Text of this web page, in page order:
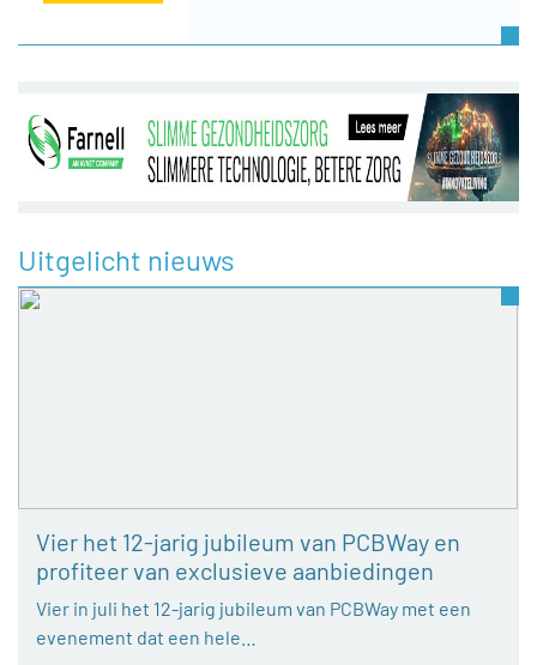
Uitgelicht nieuws
Vier het 12-jarig jubileum van PCBWay en
profiteer van exclusieve aanbiedingen
Vier in juli het 12-jarig jubileum van PCBWay met een
evenement dat een hele…